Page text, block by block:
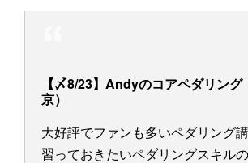
【〆8/23】Andyのコアペダリング
京）
大好評でファンも多いペダリング
習っておきたいペダリングスキル